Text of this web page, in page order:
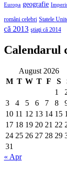
Europa geografie
români celebri Statele
că 2013 ştiaţi că 2014
Calendarul
August 2026
M T W T F S
1
3
4 5 6 7 8
10 11 12 13 14 15
17 18 19 20 21 22
24 25 26 27 28 29
31
« Apr